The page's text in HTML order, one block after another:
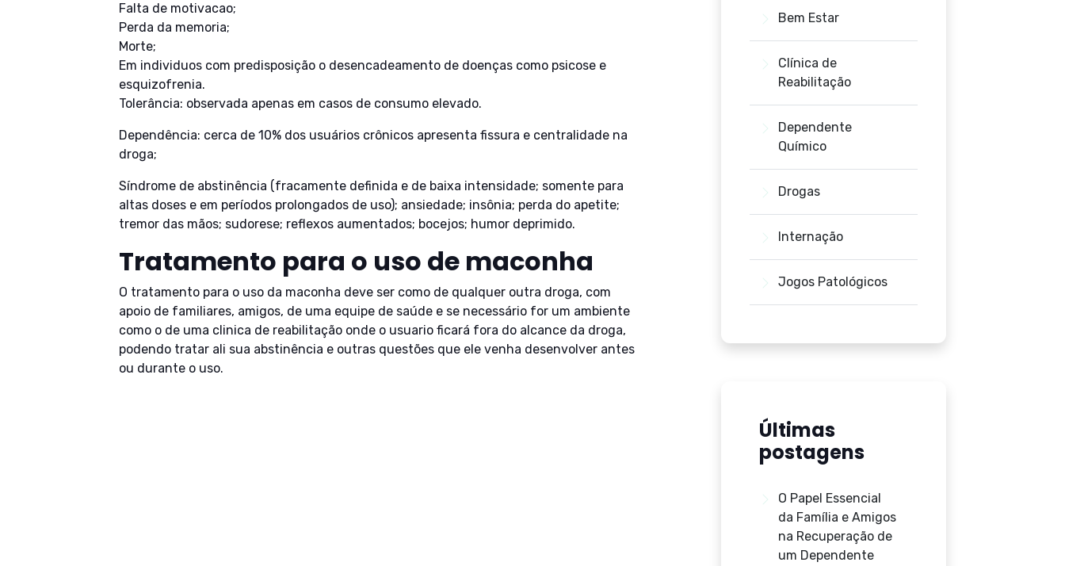
Falta de motivacao;
Perda da memoria;
Morte;
Em individuos com predisposição o desencadeamento de doenças como psicose e
esquizofrenia.
Tolerância: observada apenas em casos de consumo elevado.
Dependência: cerca de 10% dos usuários crônicos apresenta fissura e centralidade na
droga;
Síndrome de abstinência (fracamente definida e de baixa intensidade; somente para
altas doses e em períodos prolongados de uso); ansiedade; insônia; perda do apetite;
tremor das mãos; sudorese; reflexos aumentados; bocejos; humor deprimido.
Tratamento para o uso de maconha
O tratamento para o uso da maconha deve ser como de qualquer outra droga, com
apoio de familiares, amigos, de uma equipe de saúde e se necessário for um ambiente
como o de uma clinica de reabilitação onde o usuario ficará fora do alcance da droga,
podendo tratar ali sua abstinência e outras questões que ele venha desenvolver antes
ou durante o uso.
Bem Estar
Clínica de
Reabilitação
Dependente
Químico
Drogas
Internação
Jogos Patológicos
Últimas
postagens
O Papel Essencial
da Família e Amigos
na Recuperação de
um Dependente